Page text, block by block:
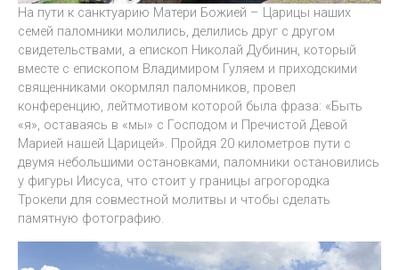
На пути к санктуарию Матери Божией – Царицы наших
семей паломники молились, делились друг с другом
свидетельствами, а епископ Николай Дубинин, который
вместе с епископом Владимиром Гуляем и приходскими
священниками окормлял паломников, провел
конференцию, лейтмотивом которой была фраза: «Быть
«я», оставаясь в «мы» с Господом и Пречистой Девой
Марией нашей Царицей». Пройдя 20 километров пути с
двумя небольшими остановками, паломники остановились
у фигуры Иисуса, что стоит у границы агрогородка
Трокели для совместной молитвы и чтобы сделать
памятную фотографию.